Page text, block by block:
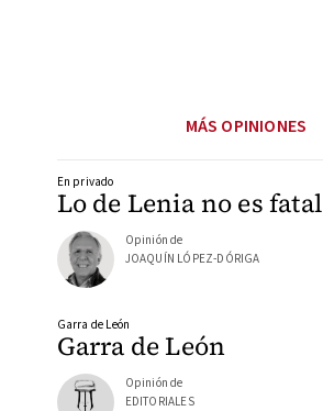
MÁS OPINIONES
Lo de Lenia no es fatal
En privado
Opinión de
JOAQUÍN LÓPEZ-DÓRIGA
Garra de León
Garra de León
Opinión de
EDITORIALES